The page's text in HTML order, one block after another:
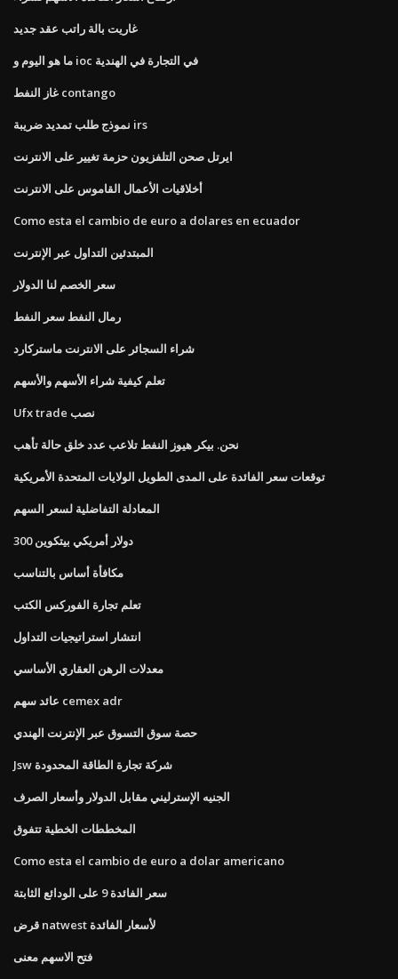
غاريت بالة راتب عقد جديد
ما هو اليوم و ioc في التجارة في الهندية
غاز النفط contango
نموذج طلب تمديد ضريبة irs
ايرتل صحن التلفزيون حزمة تغيير على الانترنت
أخلاقيات الأعمال القاموس على الانترنت
Como esta el cambio de euro a dolares en ecuador
المبتدئين التداول عبر الإنترنت
سعر الخصم لنا الدولار
رمال النفط سعر النفط
شراء السجائر على الانترنت ماستركارد
تعلم كيفية شراء الأسهم والأسهم
Ufx trade نصب
نحن. بيكر هيوز النفط تلاعب عدد خلق حالة تأهب
توقعات سعر الفائدة على المدى الطويل الولايات المتحدة الأمريكية
المعادلة التفاضلية لسعر السهم
300 دولار أمريكي بيتكوين
مكافأة أساس بالتناسب
تعلم تجارة الفوركس الكتب
انتشار استراتيجيات التداول
معدلات الرهن العقاري الأساسي
عائد سهم cemex adr
حصة سوق التسوق عبر الإنترنت الهندي
Jsw شركة تجارة الطاقة المحدودة
الجنيه الإسترليني مقابل الدولار وأسعار الصرف
المخططات الخطية تتفوق
Como esta el cambio de euro a dolar americano
سعر الفائدة 9 على الودائع الثابتة
قرض natwest لأسعار الفائدة
فتح الاسهم معنى